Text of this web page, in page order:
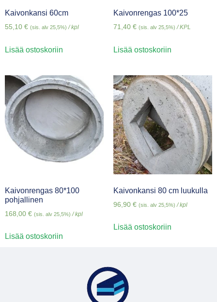
Kaivonkansi 60cm
55,10 € (sis. alv 25,5%) / kpl
Lisää ostoskoriin
Kaivonrengas 100*25
71,40 € (sis. alv 25,5%) / KPL
Lisää ostoskoriin
Kaivonrengas 80*100
pohjallinen
168,00 € (sis. alv 25,5%) / kpl
Lisää ostoskoriin
Kaivonkansi 80 cm luukulla
96,90 € (sis. alv 25,5%) / kpl
Lisää ostoskoriin